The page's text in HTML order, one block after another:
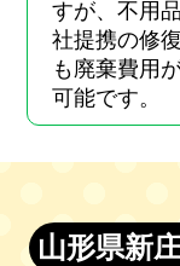
すが、不用
社提携の修
も廃棄費用
可能です。
山形県新